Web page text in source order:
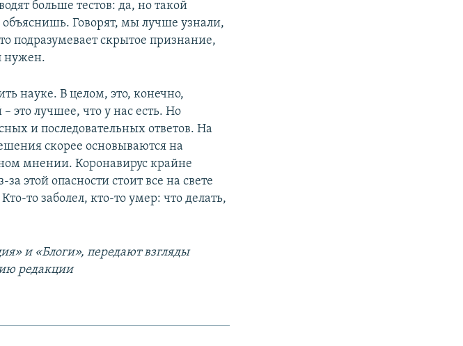
больше тестов: да, но такой
Говорят, мы лучше узнали,
подразумевает скрытое признание,
нужен.
науке. В целом, это, конечно,
это лучшее, что у нас есть. Но
и последовательных ответов. На
скорее основываются на
мнении. Коронавирус крайне
этой опасности стоит все на свете
то заболел, кто-то умер: что делать,
и «Блоги», передают взгляды
редакции